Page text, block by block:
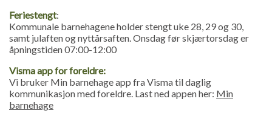
Feriestengt:
Kommunale barnehagene holder stengt uke 28, 29 og 30,
samt julaften og nyttårsaften. Onsdag før skjærtorsdag er
åpningstiden 07:00-12:00
Visma app for foreldre:
Vi bruker Min barnehage app fra Visma til daglig
kommunikasjon med foreldre. Last ned appen her: Min
barnehage